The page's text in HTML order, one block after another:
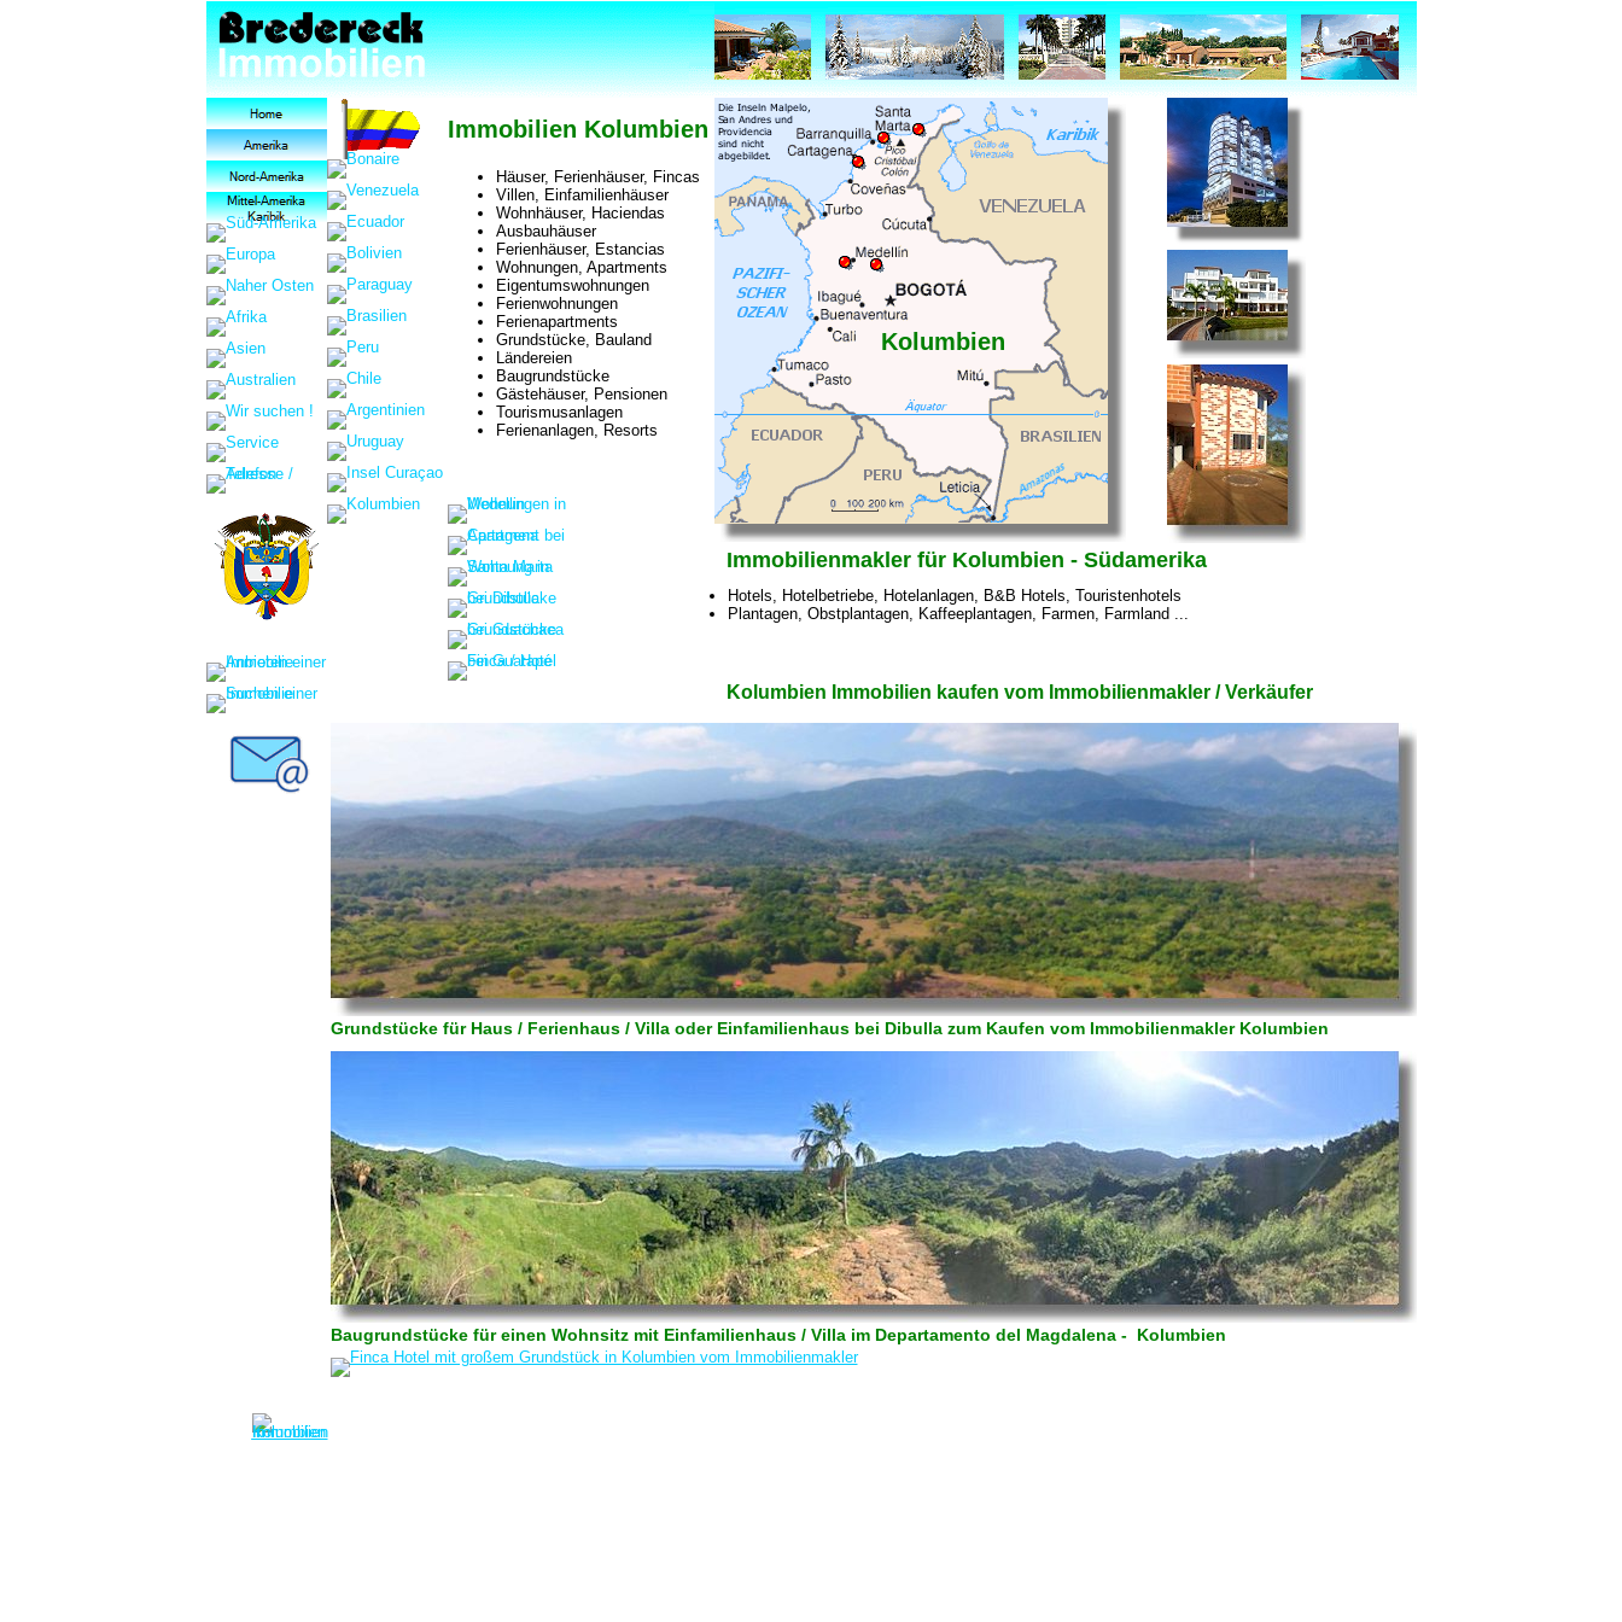
Immobilien Kolumbien
Immobilienmakler für Kolumbien - Südamerika
Häuser, Ferienhäuser, Fincas
Villen, Einfamilienhäuser
Wohnhäuser, Haciendas
Ausbauhäuser
Ferienhäuser, Estancias
Wohnungen, Apartments
Eigentumswohnungen
Ferienwohnungen
Ferienapartments
Grundstücke, Bauland
Ländereien
Baugrundstücke
Gästehäuser, Pensionen
Tourismusanlagen
Ferienanlagen, Resorts
Kolumbien
Kolumbien Immobilien kaufen vom Immobilienmakler / Verkäufer
Grundstücke für Haus / Ferienhaus / Villa oder Einfamilienhaus bei Dibulla zum Kaufen vom Immobilienmakler Kolumbien
Baugrundstücke für einen Wohnsitz mit Einfamilienhaus / Villa im Departamento del Magdalena - Kolumbien
Hotels, Hotelbetriebe, Hotelanlagen, B&B Hotels, Touristenhotels
Plantagen, Obstplantagen, Kaffeeplantagen, Farmen, Farmland ...